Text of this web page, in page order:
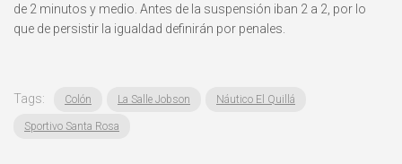
de 2 minutos y medio. Antes de la suspensión iban 2 a 2, por lo
que de persistir la igualdad definirán por penales.
Tags: Colón La Salle Jobson Náutico El Quillá
Sportivo Santa Rosa